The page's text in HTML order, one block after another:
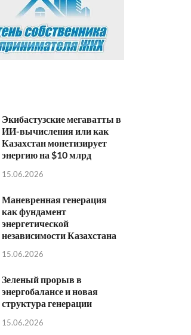
Экибастузские мегаватты в
ИИ-вычисления или как
Казахстан монетизирует
энергию на $10 млрд
15.06.2026
Маневренная генерация
как фундамент
энергетической
независимости Казахстана
15.06.2026
Зеленый прорыв в
энергобалансе и новая
структура генерации
15.06.2026